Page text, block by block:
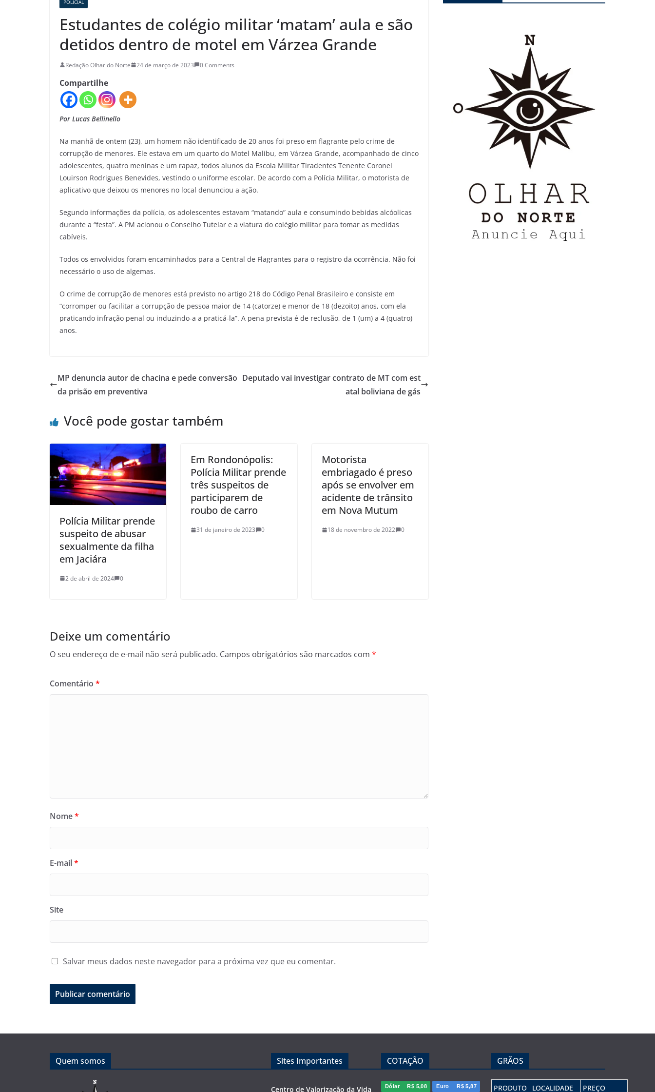
POLICIAL
Estudantes de colégio militar ‘matam’ aula e são
detidos dentro de motel em Várzea Grande
Redação Olhar do Norte 24 de março de 2023 0 Comments
Compartilhe
Por Lucas Bellinello
Na manhã de ontem (23), um homem não identificado de 20 anos foi preso em flagrante pelo crime de
corrupção de menores. Ele estava em um quarto do Motel Malibu, em Várzea Grande, acompanhado de cinco
adolescentes, quatro meninas e um rapaz, todos alunos da Escola Militar Tiradentes Tenente Coronel
Louirson Rodrigues Benevides, vestindo o uniforme escolar. De acordo com a Polícia Militar, o motorista de
aplicativo que deixou os menores no local denunciou a ação.
Segundo informações da polícia, os adolescentes estavam “matando” aula e consumindo bebidas alcóolicas
durante a “festa”. A PM acionou o Conselho Tutelar e a viatura do colégio militar para tomar as medidas
cabíveis.
Todos os envolvidos foram encaminhados para a Central de Flagrantes para o registro da ocorrência. Não foi
necessário o uso de algemas.
O crime de corrupção de menores está previsto no artigo 218 do Código Penal Brasileiro e consiste em
“corromper ou facilitar a corrupção de pessoa maior de 14 (catorze) e menor de 18 (dezoito) anos, com ela
praticando infração penal ou induzindo-a a praticá-la”. A pena prevista é de reclusão, de 1 (um) a 4 (quatro)
anos.
MP denuncia autor de chacina e pede conversão
da prisão em preventiva
Deputado vai investigar contrato de MT com est
atal boliviana de gás
Você pode gostar também
Polícia Militar prende
suspeito de abusar
sexualmente da filha
em Jaciára
2 de abril de 2024 0
Em Rondonópolis:
Polícia Militar prende
três suspeitos de
participarem de
roubo de carro
31 de janeiro de 2023 0
Motorista
embriagado é preso
após se envolver em
acidente de trânsito
em Nova Mutum
18 de novembro de 2022 0
Deixe um comentário
O seu endereço de e-mail não será publicado. Campos obrigatórios são marcados com *
Comentário *
Nome*
E-mail*
Site
Salvar meus dados neste navegador para a próxima vez que eu comentar.
Quem somos Sites Importantes
Centro de Valorização da Vida
COTAÇÃO
Dólar R$ 5,08 Euro R$ 5,87
GRÃOS
PRODUTO LOCALIDADE PREÇO